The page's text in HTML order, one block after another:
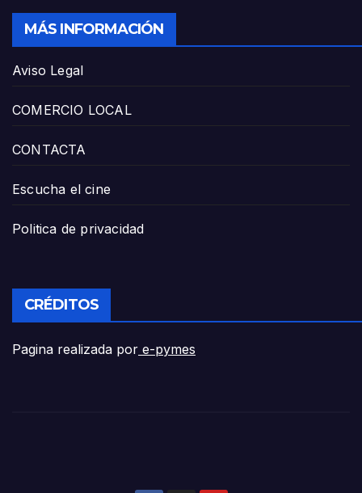
MÁS INFORMACIÓN
Aviso Legal
COMERCIO LOCAL
CONTACTA
Escucha el cine
Politica de privacidad
CRÉDITOS
Pagina realizada por e-pymes